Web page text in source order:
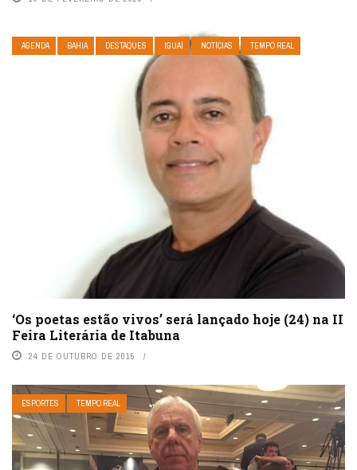
AGENDA BAHIA DESTAQUES IGUAÍ NOTÍCIAS TEMPO REAL
‘Os poetas estão vivos’ será lançado hoje (24) na II
Feira Literária de Itabuna
24 DE OUTUBRO DE 2015
ESPORTES TEMPO REAL